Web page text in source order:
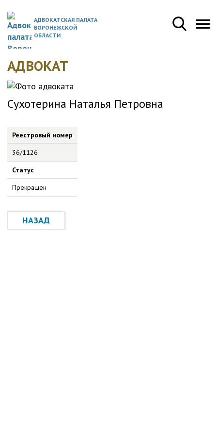
АДВОКАТСКАЯ ПАЛАТА
ВОРОНЕЖСКОЙ
ОБЛАСТИ
АДВОКАТ
Сухотерина Наталья Петровна
Реестровый номер
36/1126
Статус
Прекращен
НАЗАД